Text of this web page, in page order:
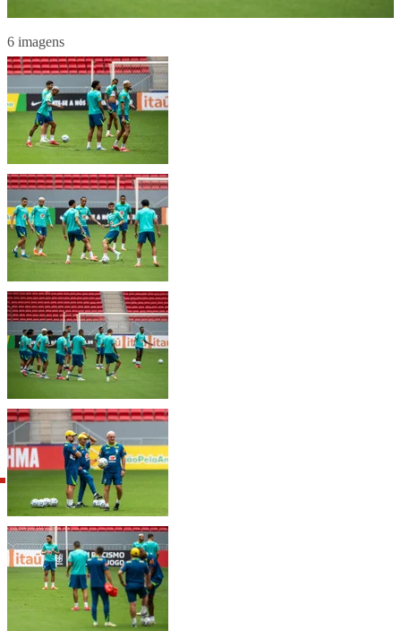
6 imagens